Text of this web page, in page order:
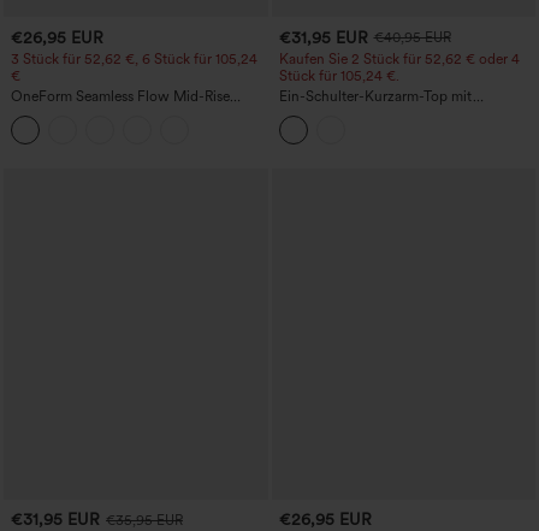
€26,95 EUR
3 Stück für 52,62 €, 6 Stück für 105,24
€
OneForm Seamless Flow Mid-Rise
Yoga-Leggings - mittelhoher Bund,
bauchformend und mit Po-Lifting-
Effekt
€31,95 EUR €40,95 EUR
Kaufen Sie 2 Stück für 52,62 € oder 4
Stück für 105,24 €.
Ein-Schulter-Kurzarm-Top mit
abgerundetem High-Low-Saum,
integriertem BH, gepunktet, lässig
€31,95 EUR €35,95 EUR
€26,95 EUR